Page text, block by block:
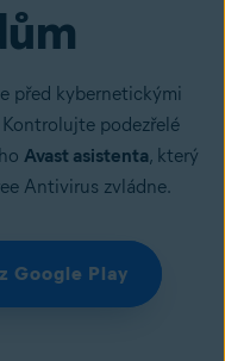
před kybernetickými
podezřelé
Avast asistenta, který
Antivirus zvládne.
Google Play